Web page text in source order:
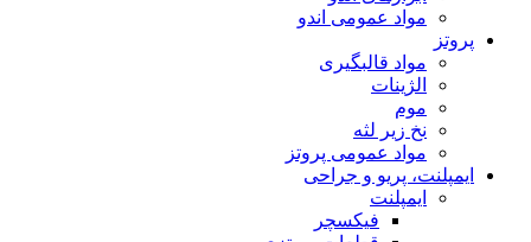
مواد عمومی اندو
پروتز
مواد قالبگیری
الژینات
موم
نخ زیر لثه
مواد عمومی پروتز
ایمپلنت، پریو و جراحی
ایمپلنت
فیکسچر